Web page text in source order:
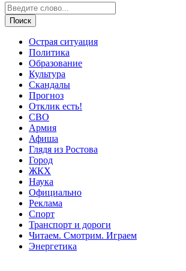
Острая ситуация
Политика
Образование
Культура
Скандалы
Прогноз
Отклик есть!
СВО
Армия
Афиша
Глядя из Ростова
Город
ЖКХ
Наука
Официально
Реклама
Спорт
Транспорт и дороги
Читаем. Смотрим. Играем
Энергетика